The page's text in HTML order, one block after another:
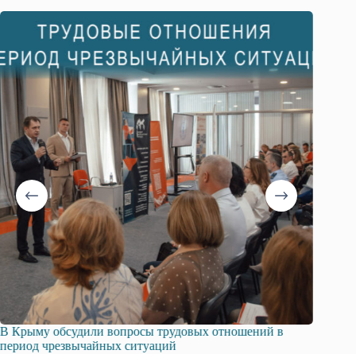
обсудили вопросы трудовых отношений в
чрезвычайных ситуаций
Русская